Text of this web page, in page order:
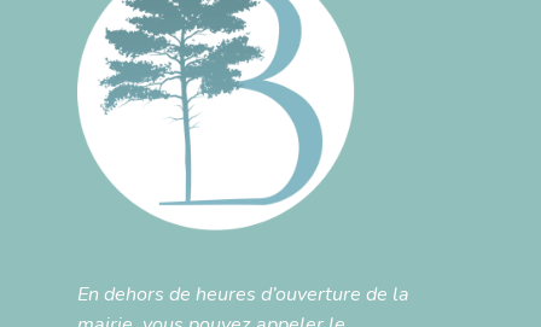
En dehors de heures d’ouverture de la